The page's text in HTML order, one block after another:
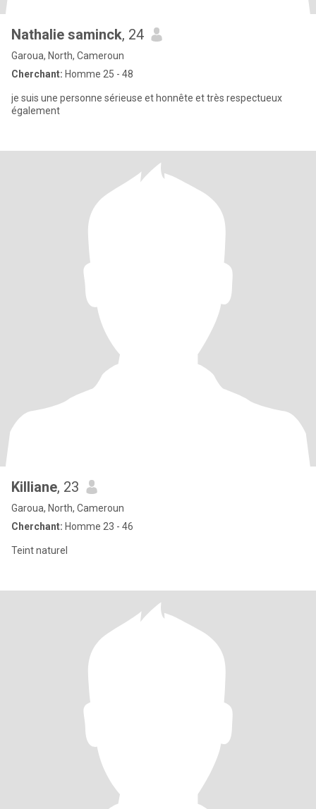
Nathalie saminck, 24
Garoua, North, Cameroun
Cherchant: Homme 25 - 48
je suis une personne sérieuse et honnête et très respectueux
également
Killiane, 23
Garoua, North, Cameroun
Cherchant: Homme 23 - 46
Teint naturel